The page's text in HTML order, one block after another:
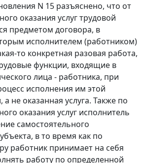
N 15 разъяснено, что от
оказания услуг трудовой
предметом договора, в
исполнителем (работником)
то конкретная разовая работа,
функции, входящие в
лица - работника, при
исполнения им этой
не оказанная услуга. Также по
оказания услуг исполнитель
самостоятельного
в то время как по
работник принимает на себя
работу по определенной